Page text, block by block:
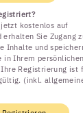
kostenlos auf
Sie Zugang
Inhalte und
in Ihrem
Registrierung ist
(inkl.